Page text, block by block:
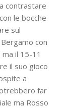
contrastare
le bocche
sul
con
il 15-11
il suo gioco
a
far
ma Rosso